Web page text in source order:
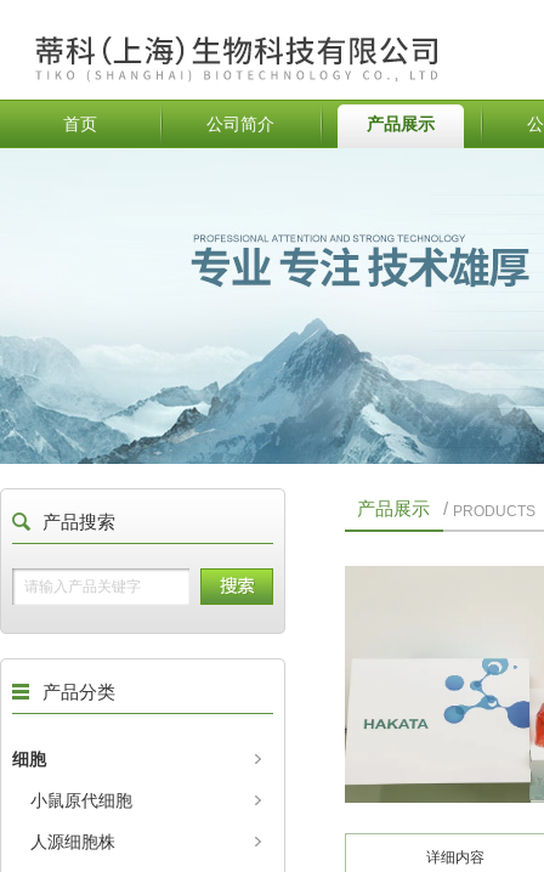
首页 公司简介 产品展示
产品搜索
产品分类
细胞
小鼠原代细胞
人源细胞株
产品展示 / PRODUCTS
详细内容